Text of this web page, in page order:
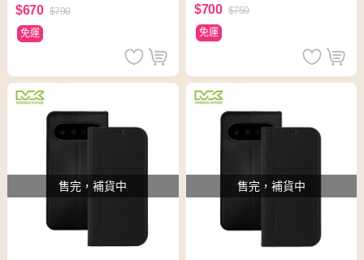
$670 $790
免運
$700 $750
免運
售完，補貨中 售完，補貨中